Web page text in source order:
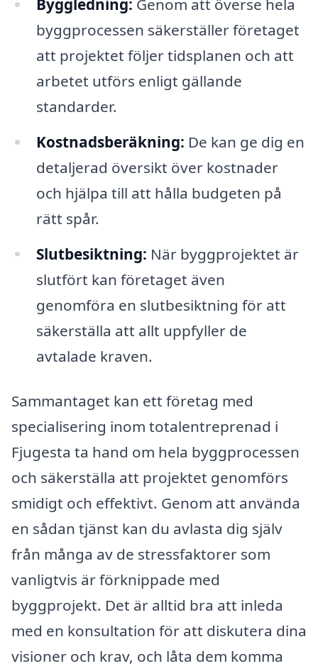
Byggledning: Genom att överse hela
byggprocessen säkerställer företaget
att projektet följer tidsplanen och att
arbetet utförs enligt gällande
standarder.
Kostnadsberäkning: De kan ge dig en
detaljerad översikt över kostnader
och hjälpa till att hålla budgeten på
rätt spår.
Slutbesiktning: När byggprojektet är
slutfört kan företaget även
genomföra en slutbesiktning för att
säkerställa att allt uppfyller de
avtalade kraven.
Sammantaget kan ett företag med
specialisering inom totalentreprenad i
Fjugesta ta hand om hela byggprocessen
och säkerställa att projektet genomförs
smidigt och effektivt. Genom att använda
en sådan tjänst kan du avlasta dig själv
från många av de stressfaktorer som
vanligtvis är förknippade med
byggprojekt. Det är alltid bra att inleda
med en konsultation för att diskutera dina
visioner och krav, och låta dem komma